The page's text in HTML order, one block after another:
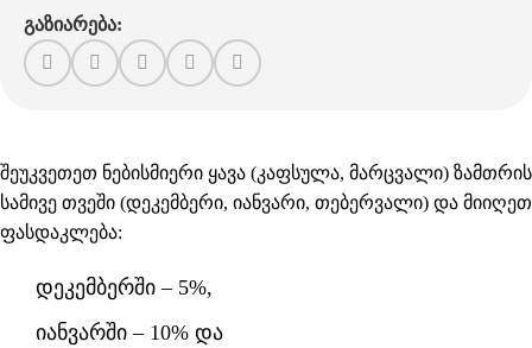
გაზიარება:
შეუკვეთეთ ნებისმიერი ყავა (კაფსულა, მარცვალი) ზამთრის
სამივე თვეში (დეკემბერი, იანვარი, თებერვალი) და მიიღეთ
ფასდაკლება:
დეკემბერში – 5%,
იანვარში – 10% და